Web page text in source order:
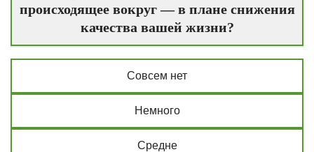
происходящее вокруг — в плане снижения
качества вашей жизни?
Совсем нет
Немного
Средне